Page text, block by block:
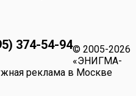
374-54-94© 2005-2026
«ЭНИГМА-
реклама в Москве